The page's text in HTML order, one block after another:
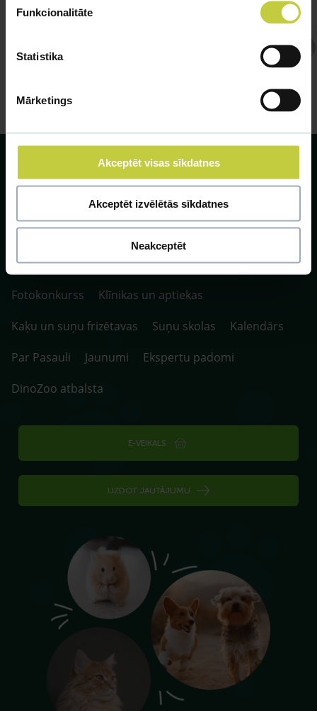
Funkcionalitāte
Statistika
Mārketings
Akceptēt visas sīkdatnes
Akceptēt izvēlētās sīkdatnes
Neakceptēt
Veterinārārsts
SIA ZOO Centrs, LV40003622166,
P. 10:00-20:00 / S.SV. 10:00-16:00
Fotokonkurss
Klīnikas un aptiekas
Kaķu un suņu frizētavas
Suņu skolas
Kalendārs
Par Pasauli
Jaunumi
Ekspertu padomi
DinoZoo atbalsta
E-VEIKALS
UZDOT JAUTĀJUMU